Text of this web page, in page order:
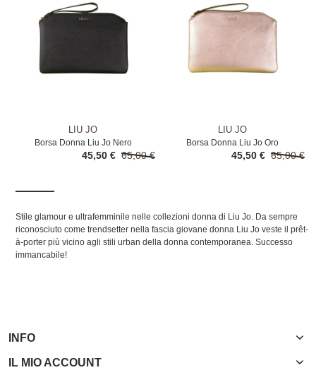
LIU JO
Borsa Donna Liu Jo Nero
65,00 €
45,50 €
LIU JO
Borsa Donna Liu Jo Oro
65,00 €
45,50 €
Stile glamour e ultrafemminile nelle collezioni donna di Liu Jo. Da sempre
riconosciuto come trendsetter nella fascia giovane donna Liu Jo veste il prêt-
à-porter più vicino agli stili urban della donna contemporanea. Successo
immancabile!
INFO
IL MIO ACCOUNT